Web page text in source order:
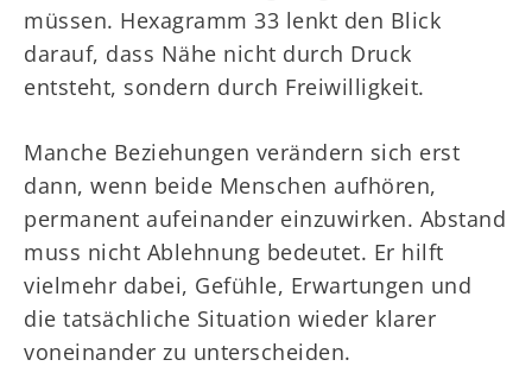
müssen. Hexagramm 33 lenkt den Blick
darauf, dass Nähe nicht durch Druck
entsteht, sondern durch Freiwilligkeit.
Manche Beziehungen verändern sich erst
dann, wenn beide Menschen aufhören,
permanent aufeinander einzuwirken. Abstand
muss nicht Ablehnung bedeutet. Er hilft
vielmehr dabei, Gefühle, Erwartungen und
die tatsächliche Situation wieder klarer
voneinander zu unterscheiden.